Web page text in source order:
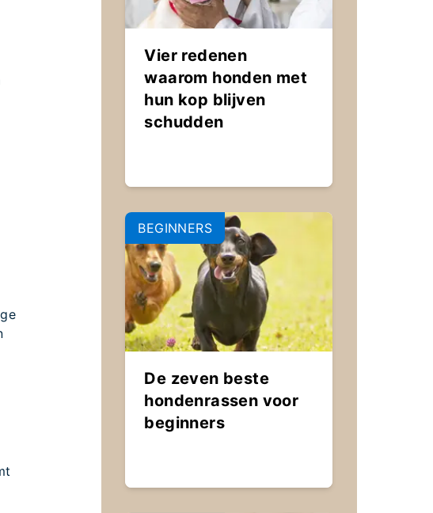
Vier redenen
waarom honden met
hun kop blijven
schudden
BEGINNERS
De zeven beste
hondenrassen voor
beginners